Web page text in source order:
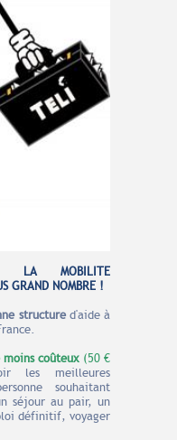
: LA MOBILITE
GRAND NOMBRE !
structured'aide à
moins coûteux (50 €
les meilleures
souhaitant
séjour au pair, un
définitif, voyager